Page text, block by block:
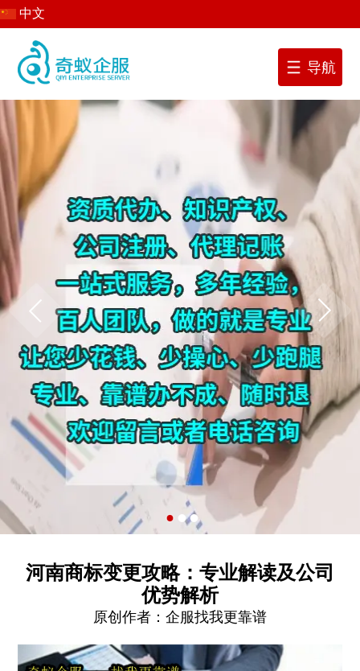
中文
导航
河南商标变更攻略：专业解读及公司
优势解析
原创作者： 企服找我更靠谱